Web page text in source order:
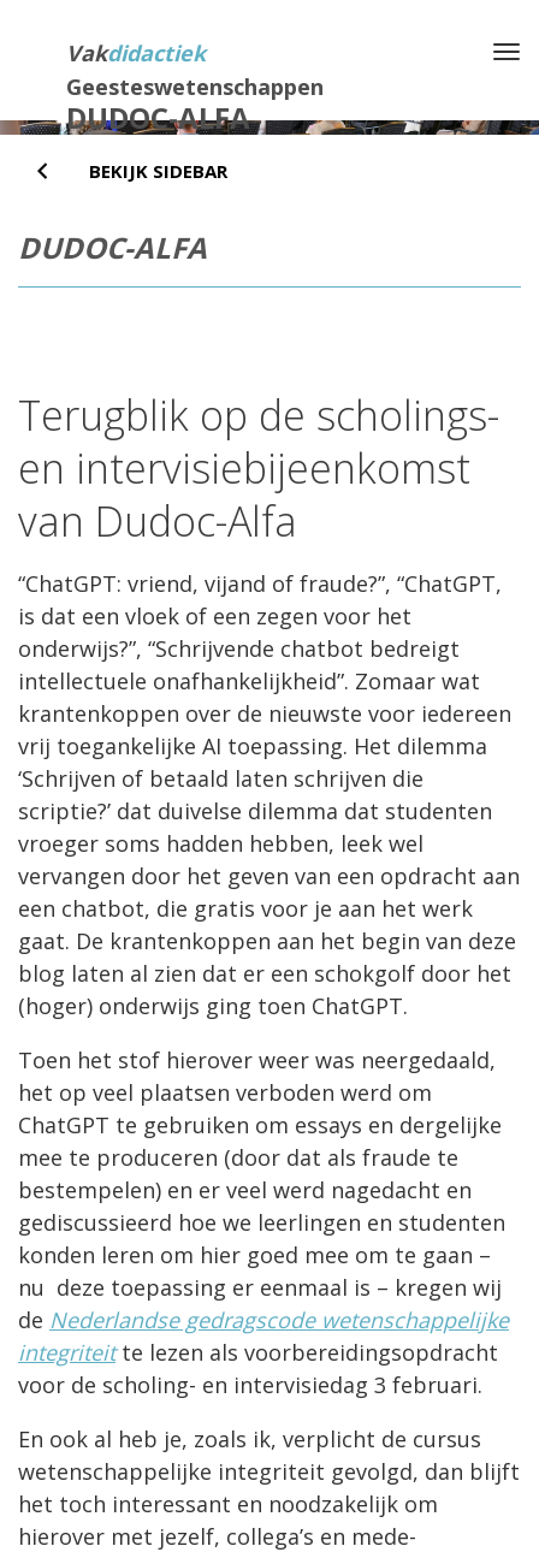
Vakdidactiek
Geesteswetenschappen
DUDOC-ALFA
inhoud
BEKIJK SIDEBAR
DUDOC-ALFA
Terugblik op de scholings-
en intervisiebijeenkomst
van Dudoc-Alfa
“ChatGPT: vriend, vijand of fraude?”, “ChatGPT,
is dat een vloek of een zegen voor het
onderwijs?”, “Schrijvende chatbot bedreigt
intellectuele onafhankelijkheid”. Zomaar wat
krantenkoppen over de nieuwste voor iedereen
vrij toegankelijke AI toepassing. Het dilemma
‘Schrijven of betaald laten schrijven die
scriptie?’ dat duivelse dilemma dat studenten
vroeger soms hadden hebben, leek wel
vervangen door het geven van een opdracht aan
een chatbot, die gratis voor je aan het werk
gaat. De krantenkoppen aan het begin van deze
blog laten al zien dat er een schokgolf door het
(hoger) onderwijs ging toen ChatGPT.
Toen het stof hierover weer was neergedaald,
het op veel plaatsen verboden werd om
ChatGPT te gebruiken om essays en dergelijke
mee te produceren (door dat als fraude te
bestempelen) en er veel werd nagedacht en
gediscussieerd hoe we leerlingen en studenten
konden leren om hier goed mee om te gaan –
nu deze toepassing er eenmaal is – kregen wij
de Nederlandse gedragscode wetenschappelijke
integriteitte lezen als voorbereidingsopdracht
voor de scholing- en intervisiedag 3 februari.
En ook al heb je, zoals ik, verplicht de cursus
wetenschappelijke integriteit gevolgd, dan blijft
het toch interessant en noodzakelijk om
hierover met jezelf, collega’s en mede-